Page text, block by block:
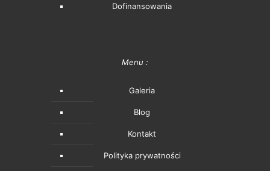
Dofinansowania
Menu :
Galeria
Blog
Kontakt
Polityka prywatności